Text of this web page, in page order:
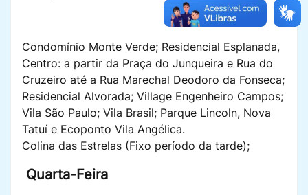
Condomínio Monte Verde; Residencial Esplanada,
Centro: a partir da Praça do Junqueira e Rua do
Cruzeiro até a Rua Marechal Deodoro da Fonseca;
Residencial Alvorada; Village Engenheiro Campos;
Vila São Paulo; Vila Brasil; Parque Lincoln, Nova
Tatuí e Ecoponto Vila Angélica.
Colina das Estrelas (Fixo período da tarde);
Quarta-Feira